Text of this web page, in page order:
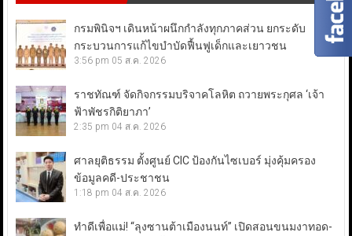
กรมพินิจฯ เดินหน้าผนึกกำลังทุกภาคส่วน ยกระดับ
กระบวนการแก้ไขบำบัดฟื้นฟูเด็กและเยาวชน
3:56 pm 05 ส.ค. 2026
ราชทัณฑ์ จัดกิจกรรมบริจาคโลหิต ถวายพระกุศล ‘เจ้า
ฟ้าพัชรกิติยาภา’
2:35 pm 04 ส.ค. 2026
ศาลยุติธรรม ตั้งศูนย์ CIC ป้องกันไซเบอร์ มุ่งคุ้มครอง
ข้อมูลคดี-ประชาชน
1:18 pm 04 ส.ค. 2026
ทำดีเพื่อแม่! “ลุงซานต้าเมืองนนท์” เปิดสอนขนมงาทอด-